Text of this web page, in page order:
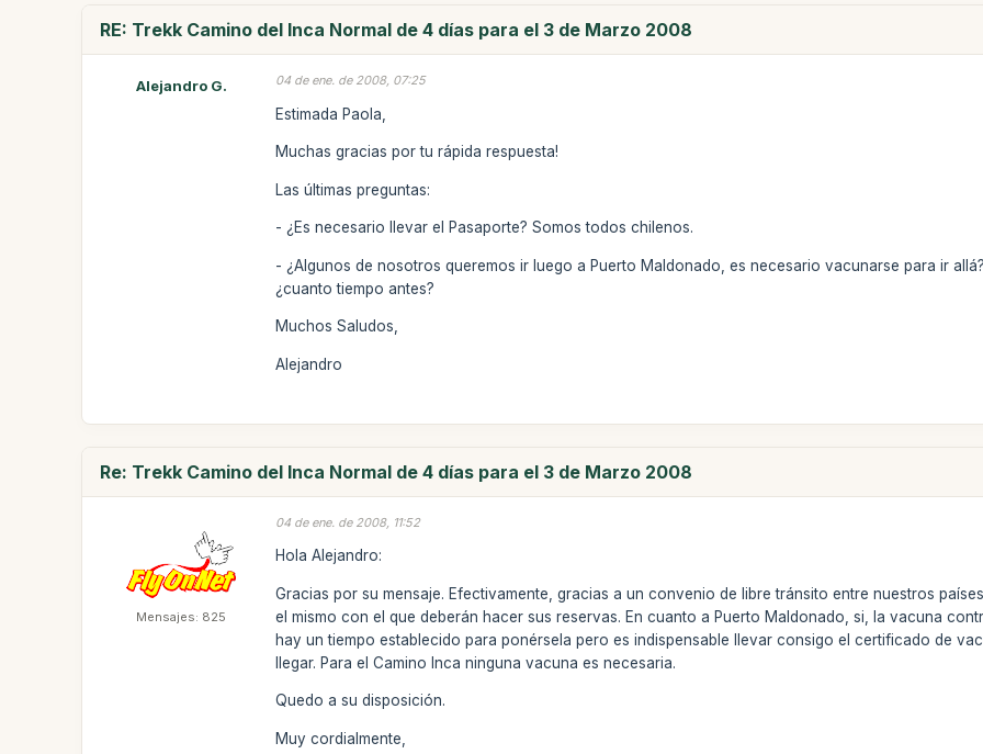
RE: Trekk Camino del Inca Normal de 4 días para el 3 de Marzo 2008
Alejandro G. 04 de ene. de 2008, 07:25
Estimada Paola,
Muchas gracias por tu rápida respuesta!
Las últimas preguntas:
- ¿Es necesario llevar el Pasaporte? Somos todos chilenos.
- ¿Algunos de nosotros queremos ir luego a Puerto Maldonado, es necesario vacunarse para ir
¿cuanto tiempo antes?
Muchos Saludos,
Alejandro
Re: Trekk Camino del Inca Normal de 4 días para el 3 de Marzo 2008
Mensajes: 825
04 de ene. de 2008, 11:52
Hola Alejandro:
Gracias por su mensaje. Efectivamente, gracias a un convenio de libre tránsito entre nuestros
el mismo con el que deberán hacer sus reservas. En cuanto a Puerto Maldonado, si, la vacuna
hay un tiempo establecido para ponérsela pero es indispensable llevar consigo el certificado de
llegar. Para el Camino Inca ninguna vacuna es necesaria.
Quedo a su disposición.
Muy cordialmente,